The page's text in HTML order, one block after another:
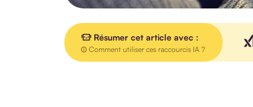
Résumer cet article avec :
Comment utiliser ces raccourcis IA ?